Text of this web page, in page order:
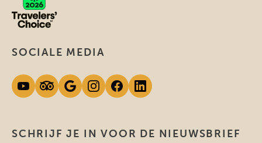
SCHRIJF JE IN VOOR DE NIEUWSBRIEF
SOCIALE MEDIA